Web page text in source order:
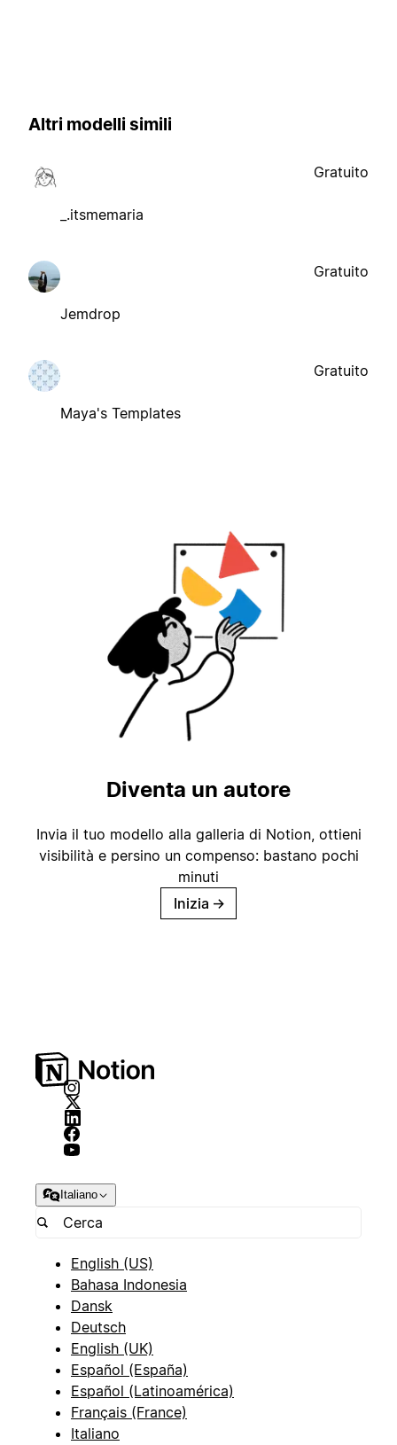
Altri modelli simili
_.itsmemaria
Gratuito
Jemdrop
Gratuito
Maya's Templates
Gratuito
Diventa un autore
Invia il tuo modello alla galleria di Notion, ottieni
visibilità e persino un compenso: bastano pochi
minuti
Inizia →
Italiano
English (US)
Bahasa Indonesia
Dansk
Deutsch
English (UK)
Español (España)
Español (Latinoamérica)
Français (France)
Italiano